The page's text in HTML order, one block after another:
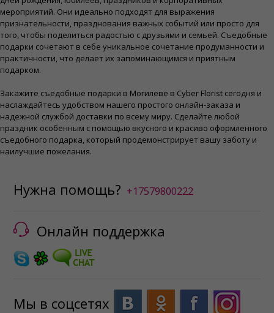
мероприятий. Они идеально подходят для выражения
признательности, празднования важных событий или просто для
того, чтобы поделиться радостью с друзьями и семьей. Съедобные
подарки сочетают в себе уникальное сочетание продуманности и
практичности, что делает их запоминающимся и приятным
подарком.
Закажите съедобные подарки в Могилеве в Cyber ​​Florist сегодня и
наслаждайтесь удобством нашего простого онлайн-заказа и
надежной службой доставки по всему миру. Сделайте любой
праздник особенным с помощью вкусного и красиво оформленного
съедобного подарка, который продемонстрирует вашу заботу и
наилучшие пожелания.
Нужна помощь? +17579800222
Онлайн поддержка
Мы в соцсетях